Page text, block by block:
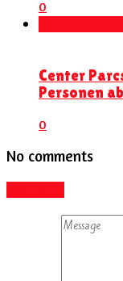
0
Center
Personen
0
No comments